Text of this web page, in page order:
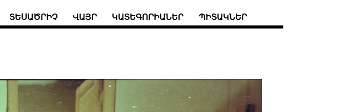
ՏԵՍԱԾՐԻՉ ՎԱՅՐ ԿԱՏԵԳՈՐԻԱՆԵՐ ՊԻՏԱԿՆԵՐ